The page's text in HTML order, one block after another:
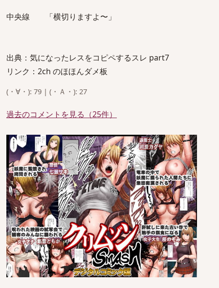
中央線 「横切りますよ〜」
出典：気になったレスをコピペするスレ part7
リンク：2ch のほほんダメ板
(・∀・): 79 | (・Ａ・): 27
過去のコメントを見る（25件）